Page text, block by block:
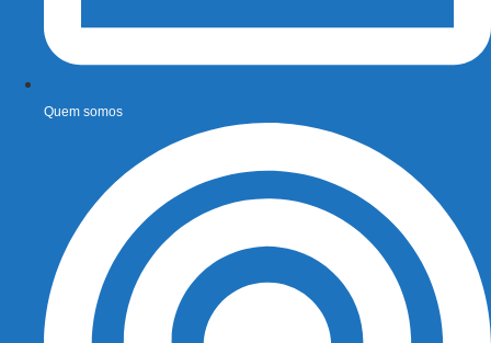
Quem somos